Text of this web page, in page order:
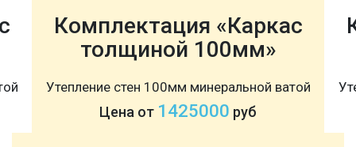
Комплектация «Каркас
толщиной 100мм»
Утепление стен 100мм минеральной ватой
Цена от 1425000 руб